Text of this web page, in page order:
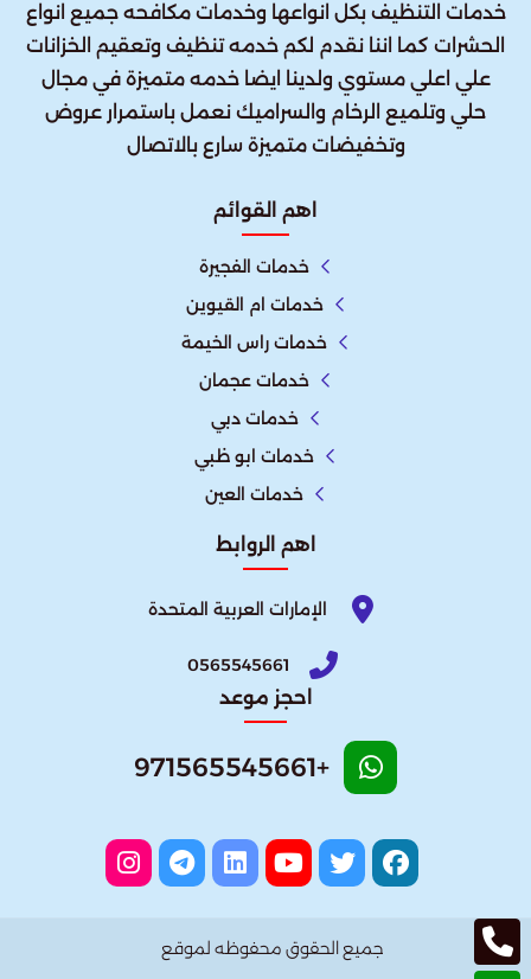
خدمات التنظيف بكل انواعها وخدمات مكافحه جميع انواع
الحشرات كما اننا نقدم لكم خدمه تنظيف وتعقيم الخزانات
علي اعلي مستوي ولدينا ايضا خدمه متميزة في مجال
حلي وتلميع الرخام والسراميك نعمل باستمرار عروض
وتخفيضات متميزة سارع بالاتصال
اهم القوائم
خدمات الفجيرة
خدمات ام القيوين
خدمات راس الخيمة
خدمات عجمان
خدمات دبي
خدمات ابو ظبي
خدمات العين
اهم الروابط
الإمارات العربية المتحدة​
0565545661
احجز موعد
+971565545661
جميع الحقوق محفوظه لموقع